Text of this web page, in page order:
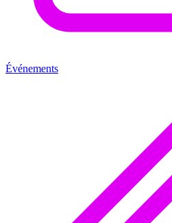
Événements